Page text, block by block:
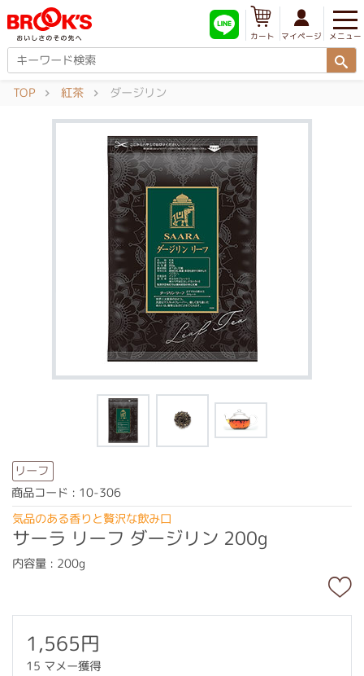
メニュー
マイページ
カート
TOP 紅茶 ダージリン
リーフ
商品コード : 10-306
気品のある香りと贅沢な飲み口
サーラ リーフ ダージリン 200g
内容量 : 200g
1,565円
15 マメー獲得